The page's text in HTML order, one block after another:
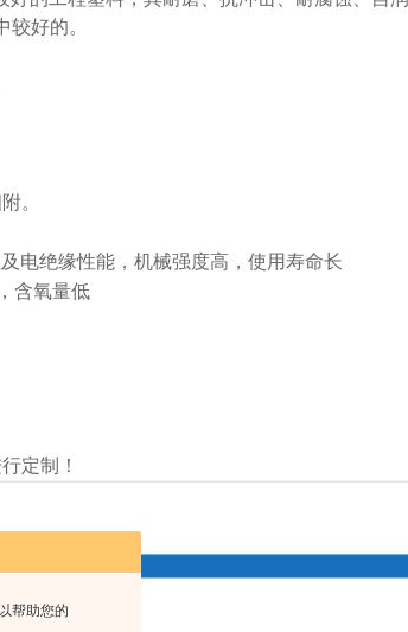
帮助您的
好的。
。
电绝缘性能，机械强度高，使用寿命长
含氧量低
定制！